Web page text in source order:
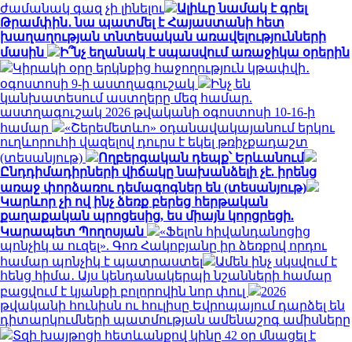
ժամանակ գազ չի լինելու
Ալիևը նամակ է գրել
Թրամփին․ նա պատմել է Հայաստանի հետ
խաղաղության տնտեսական առավելությունների
մասին
Ի՞նչ եղանակ է սպասվում առաջիկա օրերին
Կիրակի օրը երկնքից հաջողություն կթափվի․
օգոստոսի 9-ի աստղագուշակ
Ինչ են
կանխատեսում աստղերը մեզ համար.
աստղագուշակ 2026 թվականի օգոստոսի 10-16-ի
համար
«Շերեմետևո» օդանավակայանում երկու
ուղևորուհի վազելով դուրս է եկել թռիչքադաշտ
(տեսանյութ)
Ողբերգական դեպք՝ Երևանում
Ընդդիմադիրների վիճակը նախանձելի չէ. իրենց
առաջ փորձառու դեմագոգներ են (տեսանյութ)
Կարևոր չի ով ինչ ձեռք բերեց հերթական
քաղաքական պրոցեսից, ես միայն կորցրեցի.
Կարապետ Պողոսյան
«Ֆելոն հիվանդանոցից
պոնչիկ ա ուզել». Գոռ Հակոբյանը իր ձեռքով որդու
համար պոնչիկ է պատրաստել
Ամեն ինչ սկսվում է
հենց հիմա․ Այս կենդանակերպի նշանների համար
բացվում է կյանքի բոլորովին նոր փուլ
2026
թվականի հունիսն ու հուլիսը Եվրոպայում դարձել են
դիտարկումների պատմության ամենաշոգ ամիսները
Տզի խայթոցի հետևանքով կինը 42 օր մնացել է